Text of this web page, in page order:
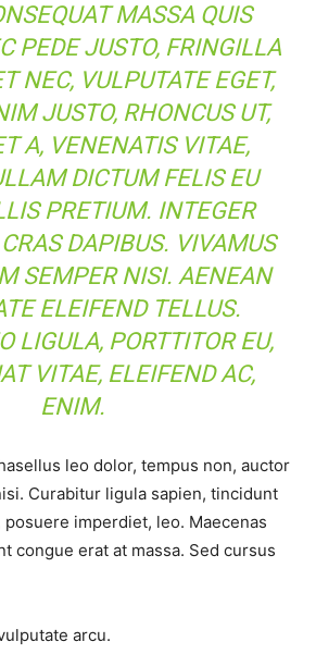
MASSA QUIS
PEDE JUSTO, FRINGILLA
NEC, VULPUTATE EGET,
JUSTO, RHONCUS UT,
A, VENENATIS VITAE,
DICTUM FELIS EU
PRETIUM. INTEGER
DAPIBUS. VIVAMUS
SEMPER NISI. AENEAN
ELEIFEND TELLUS.
LIGULA, PORTTITOR EU,
VITAE, ELEIFEND AC,
ENIM.
leo dolor, tempus non, auctor
Curabitur ligula sapien, tincidunt
imperdiet, leo. Maecenas
congue erat at massa. Sed cursus
arcu.